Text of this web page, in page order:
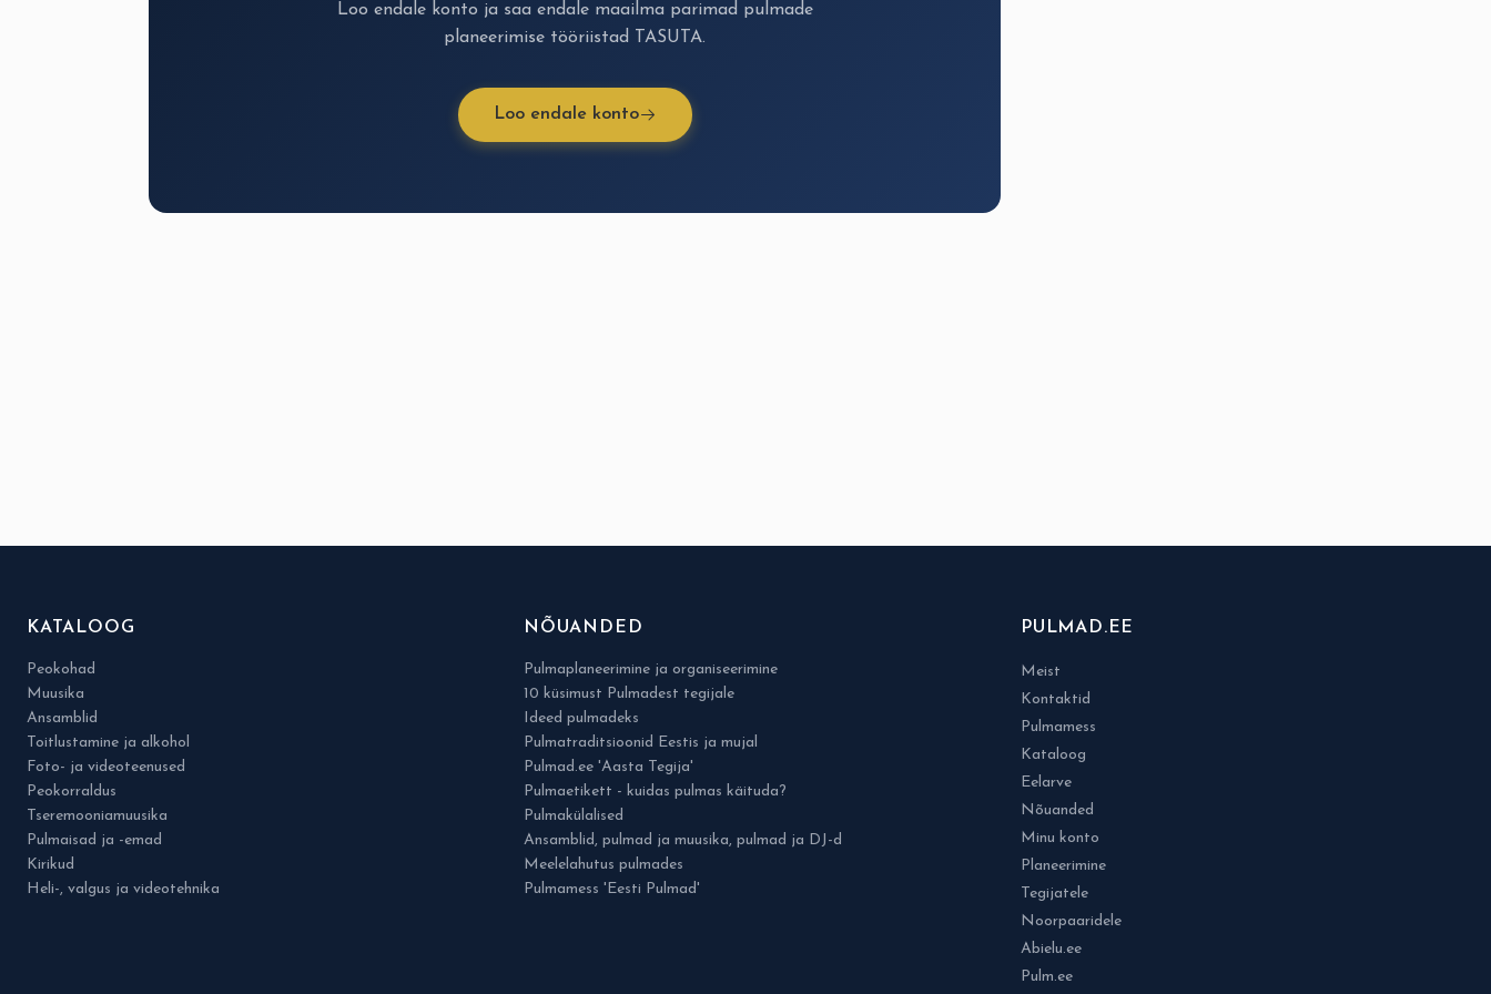
Loo endale konto ja saa endale maailma parimad pulmade
planeerimise tööriistad TASUTA.
Loo endale konto
KATALOOG
Peokohad
Muusika
Ansamblid
Toitlustamine ja alkohol
Foto- ja videoteenused
Peokorraldus
Tseremooniamuusika
Pulmaisad ja -emad
Kirikud
Heli-, valgus ja videotehnika
NÕUANDED
Pulmaplaneerimine ja organiseerimine
10 küsimust Pulmadest tegijale
Ideed pulmadeks
Pulmatraditsioonid Eestis ja mujal
Pulmad.ee 'Aasta Tegija'
Pulmaetikett - kuidas pulmas käituda?
Pulmakülalised
Ansamblid, pulmad ja muusika, pulmad ja DJ-d
Meelelahutus pulmades
Pulmamess 'Eesti Pulmad'
PULMAD.EE
Meist
Kontaktid
Pulmamess
Kataloog
Eelarve
Nõuanded
Minu konto
Planeerimine
Tegijatele
Noorpaaridele
Abielu.ee
Pulm.ee